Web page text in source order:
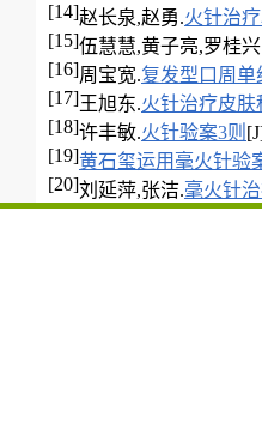
[14]赵长泉,赵勇.火针治
[15]伍慧慧,黄子亮,罗桂
[16]周宝宽.复发型口周单
[17]王旭东.火针治疗皮肤
[18]许丰敏.火针验案3则
[19]黄石玺运用毫火针验
[20]刘延萍,张洁.毫火针